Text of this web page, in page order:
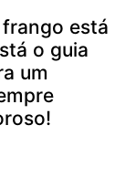
está
o guia
um